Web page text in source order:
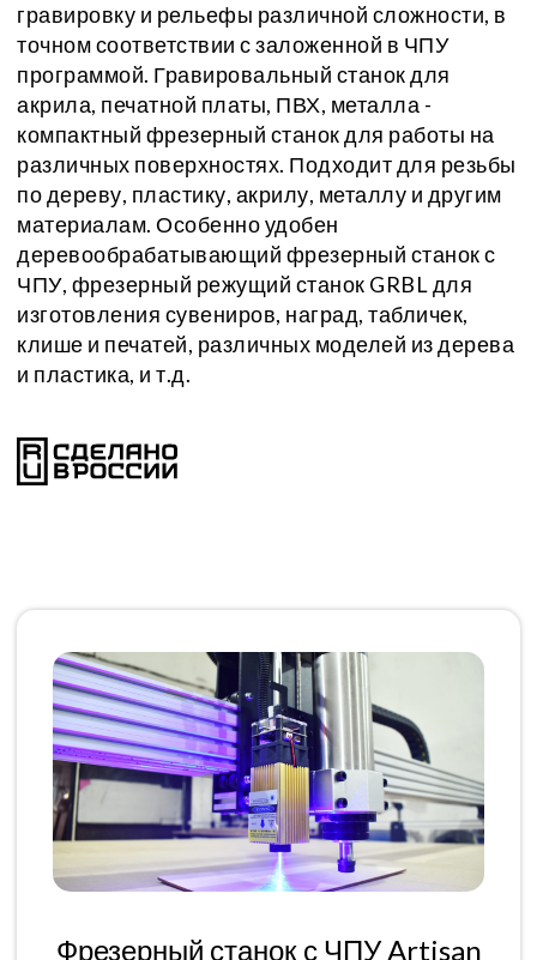
гравировку и рельефы различной сложности, в
точном соответствии с заложенной в ЧПУ
программой. Гравировальный станок для
акрила, печатной платы, ПВХ, металла -
компактный фрезерный станок для работы на
различных поверхностях. Подходит для резьбы
по дереву, пластику, акрилу, металлу и другим
материалам. Особенно удобен
деревообрабатывающий фрезерный станок с
ЧПУ, фрезерный режущий станок GRBL для
изготовления сувениров, наград, табличек,
клише и печатей, различных моделей из дерева
и пластика, и т.д.
Фрезерный станок с ЧПУ Artisan